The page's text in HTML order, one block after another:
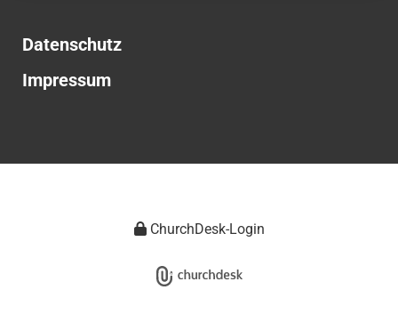
Datenschutz
Impressum
ChurchDesk-Login